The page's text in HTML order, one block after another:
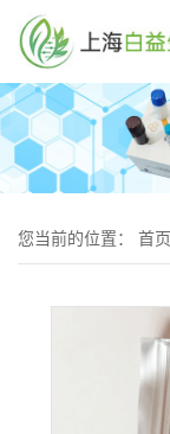
您当前的位置： 首页